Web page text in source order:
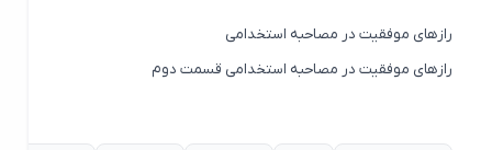
رازهای موفقیت در مصاحبه استخدامی
رازهای موفقیت در مصاحبه استخدامی قسمت دوم